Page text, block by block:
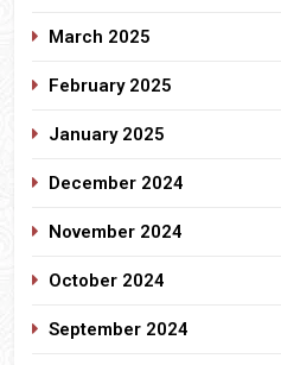
March 2025
February 2025
January 2025
December 2024
November 2024
October 2024
September 2024